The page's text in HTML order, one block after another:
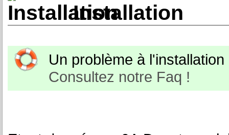
Installation
Un problème à
Consultez notre Faq !